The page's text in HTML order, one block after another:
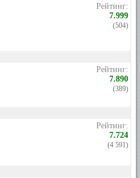
Рейтинг:
7.999
(504)
Рейтинг:
7.890
(389)
Рейтинг:
7.724
(4 591)